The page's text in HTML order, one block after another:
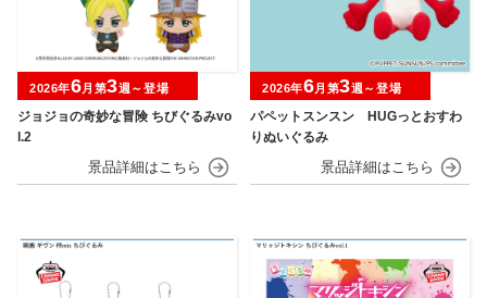
ジョジョの奇妙な冒険 ちびぐるみvo
l.2
2026年6月第3週～登場
パペットスンスン HUGっとおすわ
りぬいぐるみ
2026年6月第3週～登場